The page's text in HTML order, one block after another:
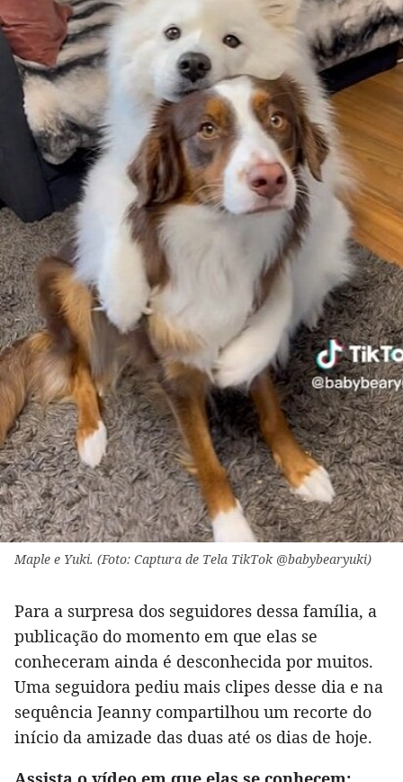
Maple e Yuki. (Foto: Captura de Tela TikTok @babybearyuki)
Para a surpresa dos seguidores dessa família, a
publicação do momento em que elas se
conheceram ainda é desconhecida por muitos.
Uma seguidora pediu mais clipes desse dia e na
sequência Jeanny compartilhou um recorte do
início da amizade das duas até os dias de hoje.